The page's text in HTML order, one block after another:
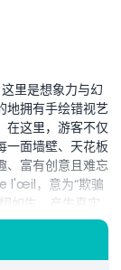
里是想象力与幻
地拥有手绘错视艺
在这里，游客不仅
一面墙壁、天花板
、富有创意且难忘
l'œil，意为“欺骗
如生，产生真实
摄个人照，还是让
当你融入画面时
的理念就是记录瞬